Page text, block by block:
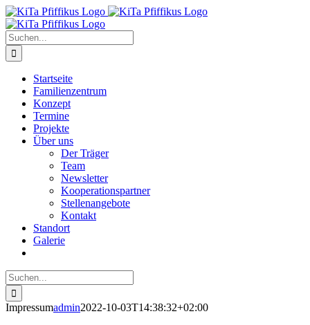
Zum
Inhalt
springen
Suche
nach:
Startseite
Familienzentrum
Konzept
Termine
Projekte
Über uns
Der Träger
Team
Newsletter
Kooperationspartner
Stellenangebote
Kontakt
Standort
Galerie
Suche
nach:
Impressumadmin2022-10-03T14:38:32+02:00